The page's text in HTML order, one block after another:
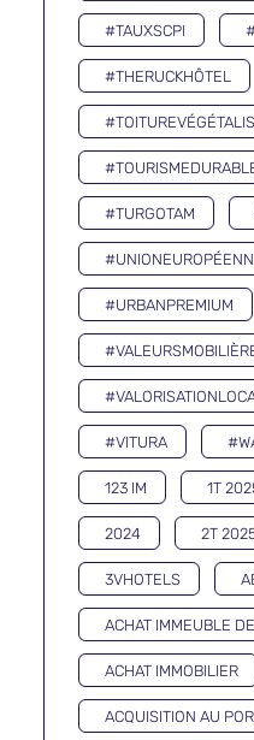
#TAUXSCPI
#THERUCKHÔTEL
#TURGOTAM
#URBANPREMIUM
#VITURA
123 IM 1T
2024 2T
3VHOTELS
ACHAT IMMEUBLE
ACHAT IMMOBILIER
ACQUISITION AU